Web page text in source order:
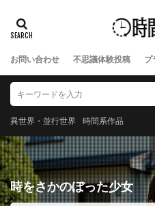
お問い合わせ 不思議体験投稿 プ
異世界・並行世界 時間系作品
時をさかのぼった少女